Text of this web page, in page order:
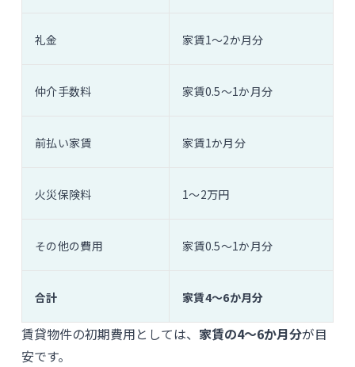
礼金 家賃1〜2か月分
仲介手数料 家賃0.5〜1か月分
前払い家賃 家賃1か月分
火災保険料 1〜2万円
その他の費用 家賃0.5〜1か月分
合計 家賃4〜6か月分
賃貸物件の初期費用としては、 家賃の4〜6か月分が目
安です。